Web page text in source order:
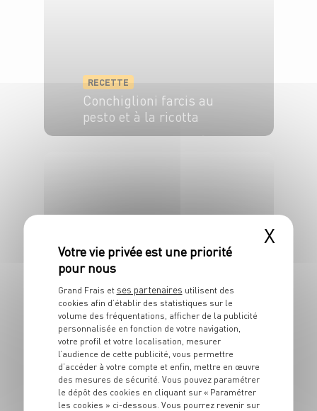
RECETTE
Conchiglioni farcis au
pesto et à la ricotta
RECETTE
Grillade d'agneau au
pesto
4 pers. 15 min 10 min
X
Grand Frais et ses partenaires utilisent des
cookies afin d’établir des statistiques sur le
volume des fréquentations, afficher de la publicité
personnalisée en fonction de votre navigation,
votre profil et votre localisation, mesurer
l’audience de cette publicité, vous permettre
d’accéder à votre compte et enfin, mettre en œuvre
des mesures de sécurité. Vous pouvez paramétrer
le dépôt des cookies en cliquant sur « Paramétrer
les cookies » ci-dessous. Vous pourrez revenir sur